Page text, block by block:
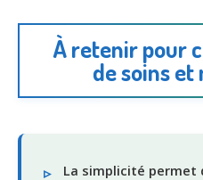
À retenir pour
de soins
La simplicité permet